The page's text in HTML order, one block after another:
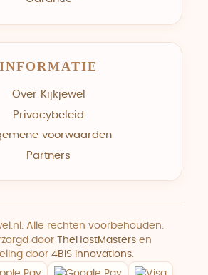
INFORMATIE
Over Kijkjewel
Privacybeleid
voorwaarden
Partners
Alle rechten voorbehouden.
door
TheHostMastersen
door 4BIS Innovations.